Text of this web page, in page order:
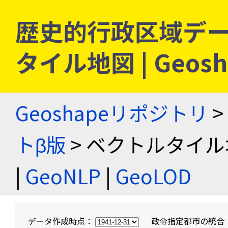
歴史的行政区域デ
タイル地図 |
Geoshapeリポジトリ >
トβ版 > ベクトルタイ
| GeoNLP | GeoLOD
データ作成時点： 政令指定都市の統